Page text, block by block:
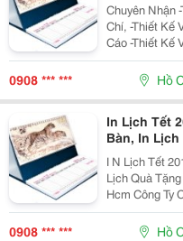
Chuyên Nhận -Thiết Kế Và In Catalogue, Sách, Báo, Tạp
Chí, -Thiết Kế Và In Các Loại Tghieu Sản Phẩm , Quảng
Cáo -Thiết Kế
Túi Giấy , In
Poster, In
0908 *** *** Hồ
In Lịch Tết
Bàn, In Lịch
I N Lịch Tết
Lịch Quà Tặng Cơ Sở In Lịch Tết Giá Rẻ , Uy Tín Tp
Hcm Công Ty Chuyên In Các Sản Phẩm Lịch Tết Theo
Phôi Có Sẵn Và
Tết Theo Phôi
0908 *** *** Hồ